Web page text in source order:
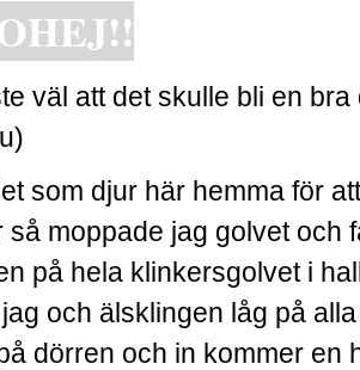
väl att det skulle bli en
som djur här hemma för
så moppade jag golvet och
på hela klinkersgolvet i
och älsklingen låg på
dörren och in kommer en